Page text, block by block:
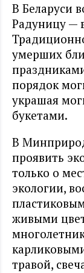
В Беларуси
Радуницу —
умерших
порядок
украшая
букетами.
В
проявить
только о
экологии,
живыми
травой,